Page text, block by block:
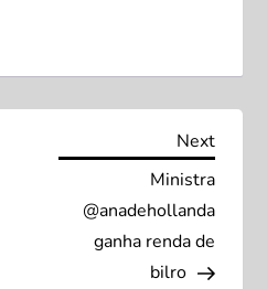
Next
Post
Next
Ministra
@anadehollanda
ganha renda de
bilro